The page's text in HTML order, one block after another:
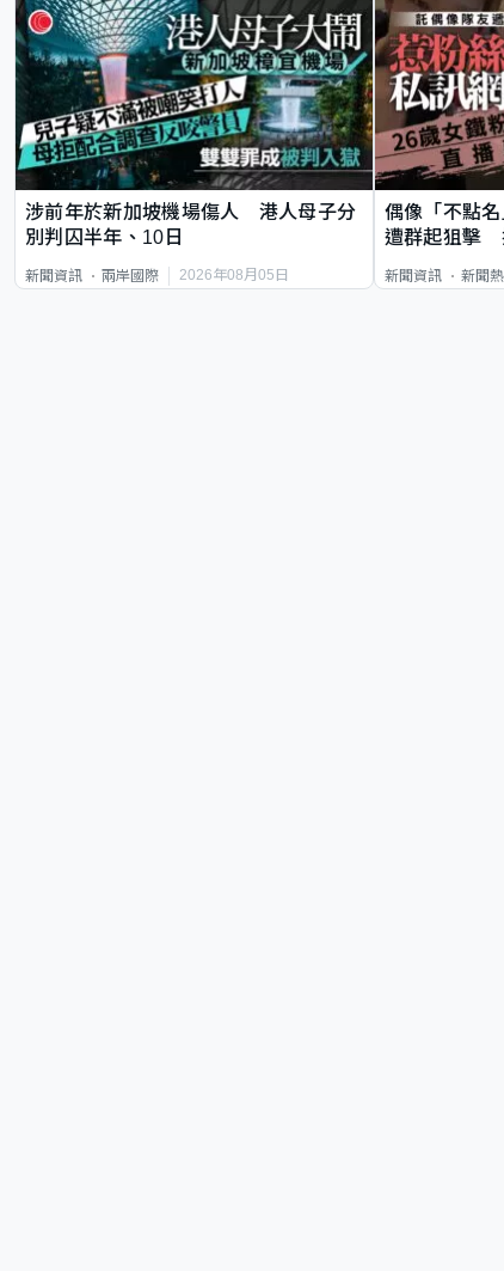
涉前年於新加坡機場傷人 港人母子分
別判囚半年、10日
新聞資訊 兩岸國際 2026年08月05日
偶像「不點
遭群起狙擊
新聞資訊 新聞